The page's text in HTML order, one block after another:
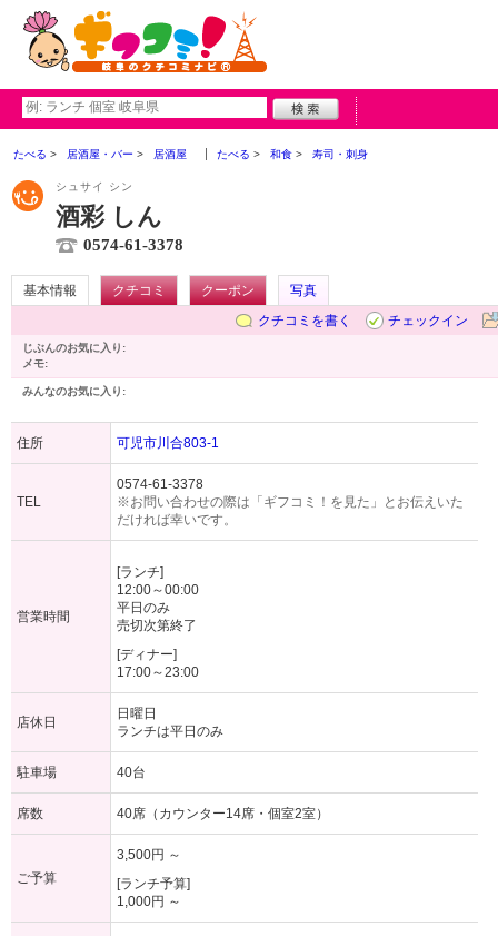
たべる 居酒屋・バー 居酒屋 たべる 和食 寿司・刺身
シュサイ シン
酒彩 しん
0574-61-3378
基本情報 クチコミ クーポン
写真
クチコミを書く
チェックイン
じぶんのお気に入り:
メモ:
みんなのお気に入り:
住所 可児市川合803-1
TEL
0574-61-3378
※お問い合わせの際は「ギフコミ！を見た」とお伝えいた
だければ幸いです。
営業時間
[ランチ]
12:00～00:00
平日のみ
売切次第終了
[ディナー]
17:00～23:00
店休日
日曜日
ランチは平日のみ
駐車場 40台
席数 40席（カウンター14席・個室2室）
ご予算
3,500円 ～
[ランチ予算]
1,000円 ～